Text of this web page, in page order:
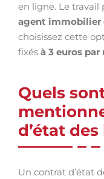
en ligne. Le
agent immobilier
choisissez cette
fixés à 3 euros
Quels
d’état
Un contrat d’état